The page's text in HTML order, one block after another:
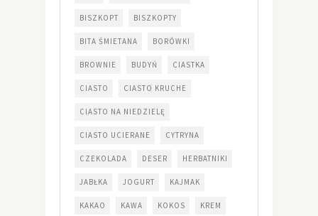
BISZKOPT BISZKOPTY
BITA ŚMIETANA BORÓWKI
BROWNIE BUDYŃ CIASTKA
CIASTO CIASTO KRUCHE
CIASTO NA NIEDZIELĘ
CIASTO UCIERANE CYTRYNA
CZEKOLADA DESER HERBATNIKI
JABŁKA JOGURT KAJMAK
KAKAO KAWA KOKOS KREM